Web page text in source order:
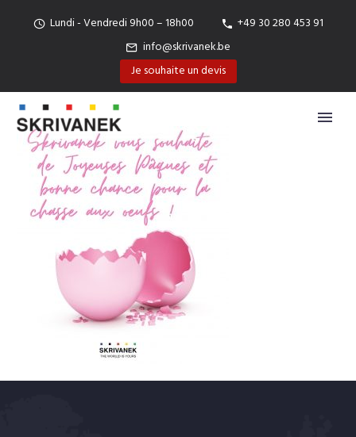
Lundi - Vendredi 9h00 – 18h00
+49 30 280 453 91
info@skrivanek.be
Je souhaite un devis